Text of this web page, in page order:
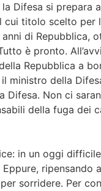
Difesa si prepara
cui titolo scelto per
anni di Repubblica,
è pronto.
Repubblica a
ministro della
Difesa. Non ci
della fuga dei
in un oggi
ripensando
sorridere. Per